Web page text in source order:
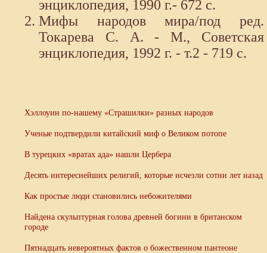
энциклопедия, 1990 г.- 672 с.
Мифы народов мира/под ред.
Токарева С. А. - М., Советская
энциклопедия, 1992 г. - т.2 - 719 с.
Хэллоуин по-нашему «Страшилки» разных народов
Ученые подтвердили китайский миф о Великом потопе
В турецких «вратах ада» нашли Цербера
Десять интереснейших религий, которые исчезли сотни лет назад
Как простые люди становились небожителями
Найдена скульптурная голова древней богини в британском
городе
Пятнадцать невероятных фактов о божественном пантеоне